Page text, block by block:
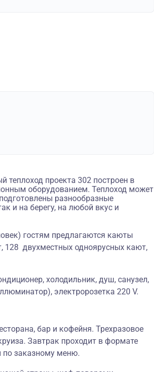
теплоход проекта 302 построен в
оборудованием. Теплоход может
разнообразные
и на берегу, на любой вкус и
гостям предлагаются каюты
128 двухместных одноярусных кают,
холодильник, душ, санузел,
электророзетка 220 V.
бар и кофейня. Трехразовое
Завтрак проходит в формате
по заказному меню.